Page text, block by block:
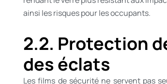
ainsi les risques pour les occupants.
2.2. Protection
des éclats
Les films de sécurité ne servent pas